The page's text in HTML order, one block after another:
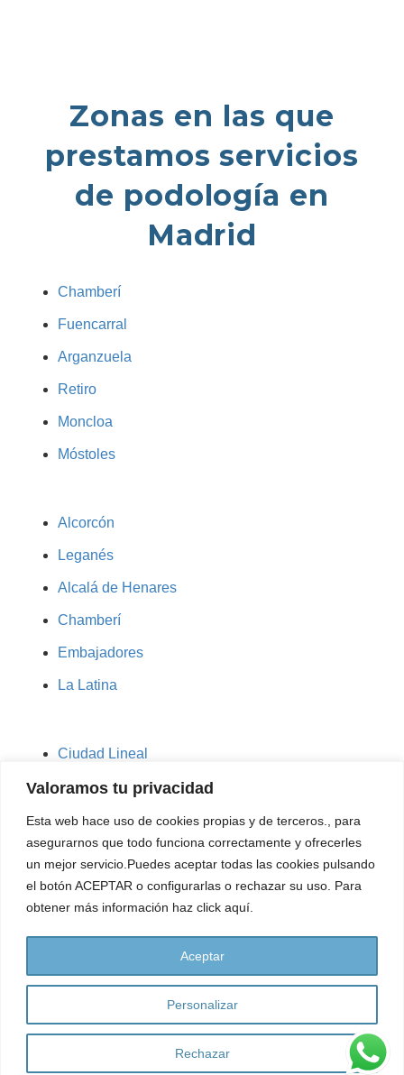
Valoramos tu privacidad
Esta web hace uso de cookies propias y de terceros., para
asegurarnos que todo funciona correctamente y ofrecerles
un mejor servicio.Puedes aceptar todas las cookies pulsando
el botón ACEPTAR o configurarlas o rechazar su uso. Para
obtener más información haz click aquí.
Personalizar
Rechazar
Aceptar
Zonas en las que
prestamos servicios
de podología en
Madrid
Chamberí
Fuencarral
Arganzuela
Retiro
Moncloa
Móstoles
Alcorcón
Leganés
Alcalá de Henares
Chamberí
Embajadores
La Latina
Ciudad Lineal
Chamartín
Villaverde
Hortaleza
Vallecas
Malasaña
Coslada